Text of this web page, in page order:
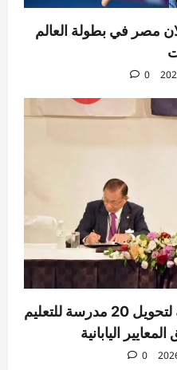
مصر في بطولة العالم
0
مصر واليابان توقعان اتفاقية لتحويل 20 مدرسة للتعليم
اليابانية
0